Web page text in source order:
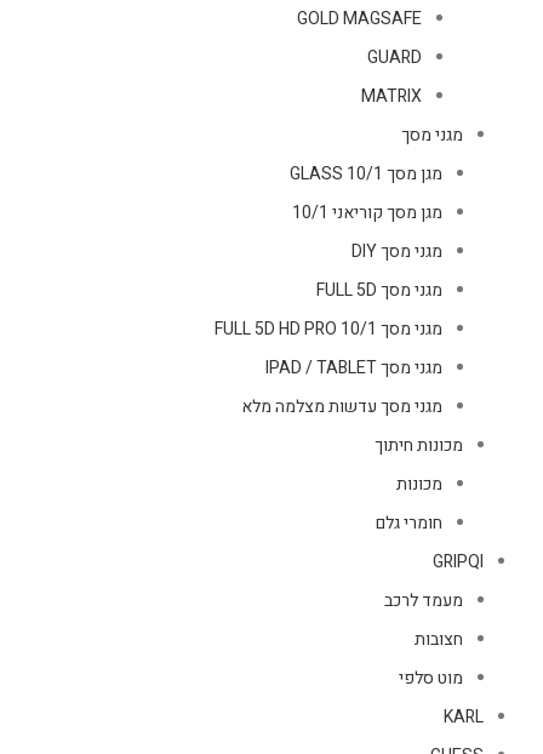
GOLD MAGSAFE
GUARD
MATRIX
מגני מסך
מגן מסך GLASS 10/1
מגן מסך קוריאני 10/1
מגני מסך DIY
מגני מסך FULL 5D
מגני מסך FULL 5D HD PRO 10/1
מגני מסך IPAD / TABLET
מגני מסך עדשות מצלמה מלא
מכונות חיתוך
מכונות
חומרי גלם
GRIPQI
מעמד לרכב
חצובות
מוט סלפי
KARL